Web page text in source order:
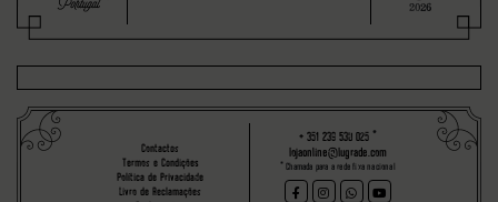
2026
Contactos
Termos e Condições
Política de Privacidade
Livro de Reclamações
+ 351 239 530 025*
lojaonline@lugrade.com
* Chamada para a rede fixa nacional